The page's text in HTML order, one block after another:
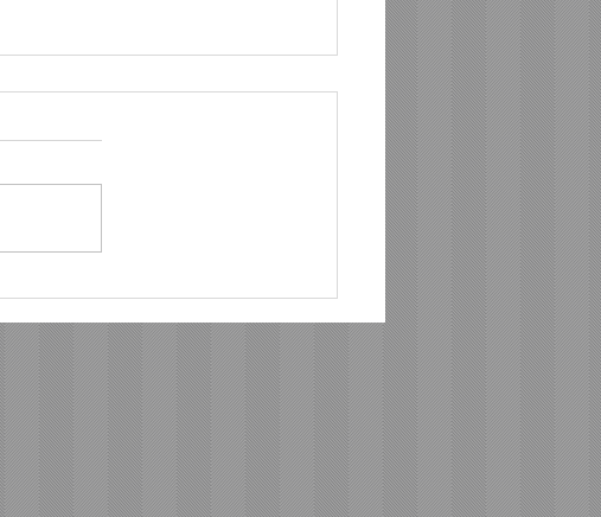
ไทยฮอนด้า พร้อมลุยครึ่งปีหลัง
ชู Honda 160 Series นำทัพ
เปิดตัวรถจักรยานยนต์ใหม่ 4
รุ่น